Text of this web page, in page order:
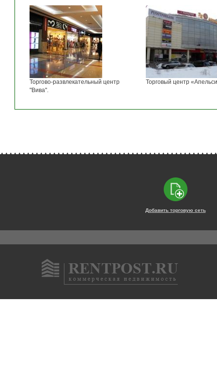
Торгово-развлекательный центр
"Вива".
Торговый центр
Добавить торговую сеть